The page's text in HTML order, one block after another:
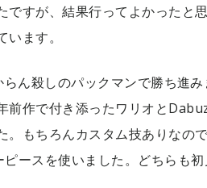
ですが、結果行ってよかったと
ます。
ん殺しのパックマンで勝ち進
前作で付き添ったワリオと
。もちろんカスタム技ありなの
ースを使いました。どちらも